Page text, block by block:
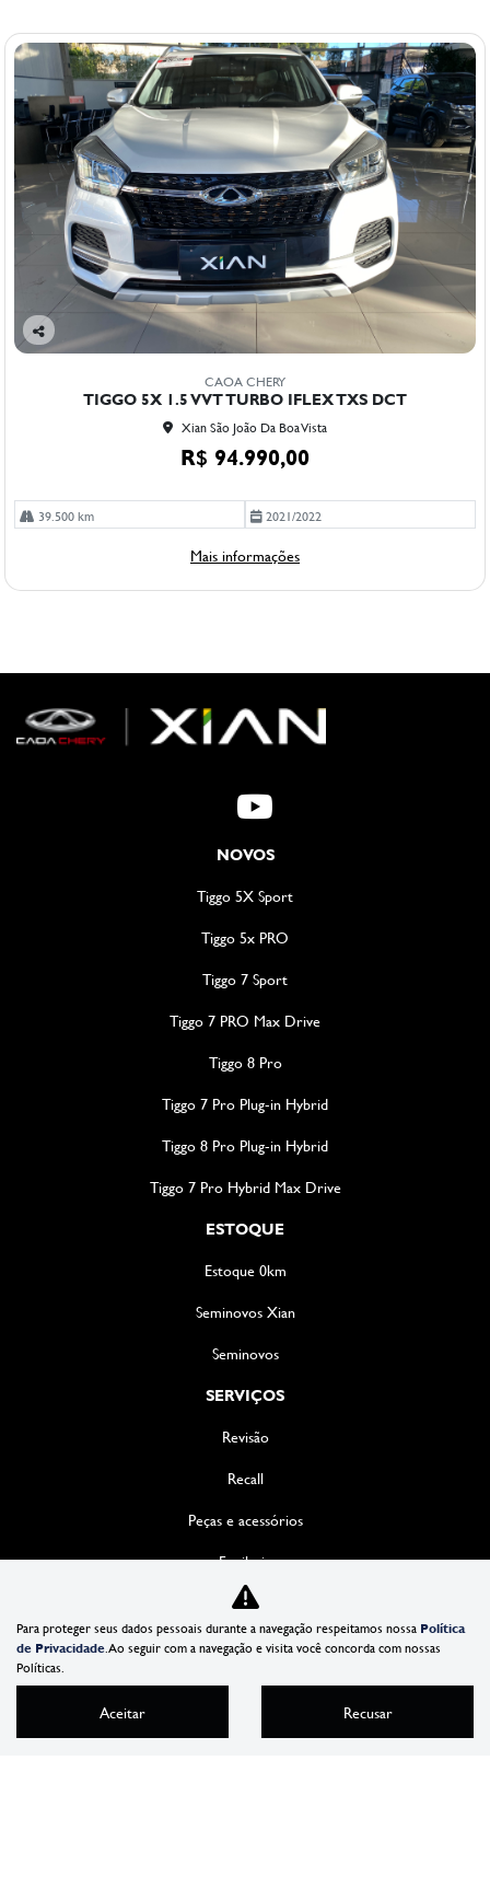
Co
CAOA CHERY
TIGGO 5X 1.5 VVT TURBO IFLEX TXS DCT
Xian São João Da Boa Vista
R$ 94.990,00
39.500 km 2021/2022
Mais informações
NOVOS
Tiggo 5X Sport
Tiggo 5x PRO
Tiggo 7 Sport
Tiggo 7 PRO Max Drive
Tiggo 8 Pro
Tiggo 7 Pro Plug-in Hybrid
Tiggo 8 Pro Plug-in Hybrid
Tiggo 7 Pro Hybrid Max Drive
ESTOQUE
Estoque 0km
Seminovos Xian
Seminovos
SERVIÇOS
Revisão
Recall
Peças e acessórios
Funilaria
SOLUÇÕES
Consórcio
Seguro
Para proteger seus dados pessoais durante a navegação respeitamos nossa Política
de Privacidade. Ao seguir com a navegação e visita você concorda com nossas
Políticas.
Aceitar Recusar